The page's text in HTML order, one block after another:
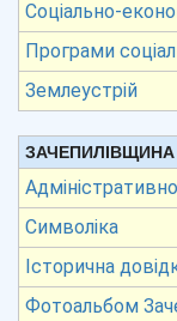
Соціально-
Програми
Землеустрій
ЗАЧЕПИЛІВЩИНА
Символіка
Історична
Фотоальбом